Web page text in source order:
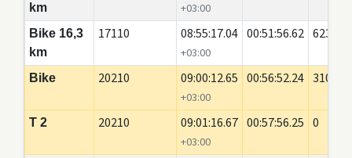
km
+03:00
Bike 16,3
km
17110 08:55:17.04
+03:00
00:51:56.62 6230
Bike 20210 09:00:12.65
+03:00
00:56:52.24 3100
T 2 20210 09:01:16.67
+03:00
00:57:56.25 0